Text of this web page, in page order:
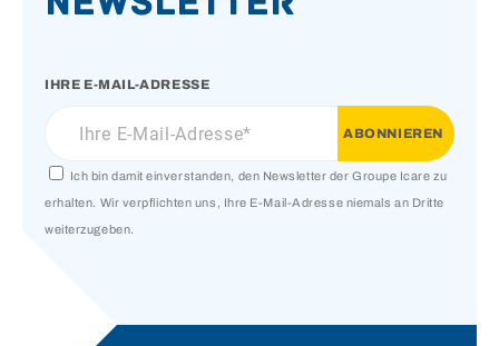
IHRE E-MAIL-ADRESSE
Ich bin damit einverstanden, den Newsletter der Groupe Icare zu
erhalten. Wir verpflichten uns, Ihre E-Mail-Adresse niemals an Dritte
weiterzugeben.